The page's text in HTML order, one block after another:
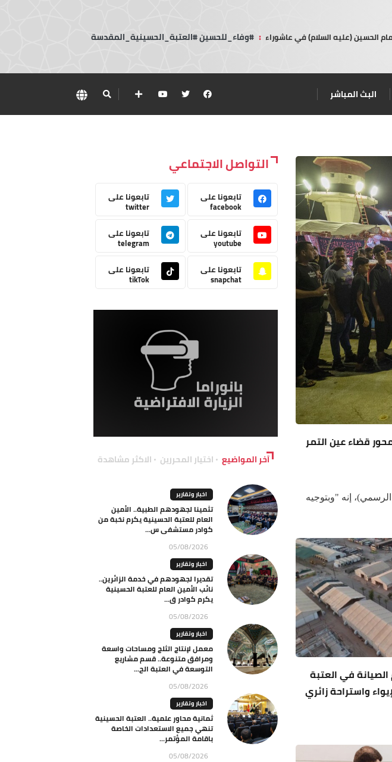
الحسين (عليه السلام) في عاشوراء : #وفاء_للحسين #العتبة_الحسينية_المقدسة
البث المباشر
محور قضاء عين التمر
إنه "وبتوجيه
م2.. قسم الصيانة في العتبة
واستراحة زائري
التواصل الاجتماعي
تابعونا على
facebook
تابعونا على
twitter
تابعونا على
youtube
تابعونا على
telegram
تابعونا على
snapchat
تابعونا على
tikTok
آخر المواضيع اختيار المحررين الاكثر مشاهدة
اخبار وتقارير
تثمينا لجهودهم الطبية.. الأمين
العام للعتبة الحسينية يكرم نخبة من
كوادر مستشفى س...
05/08/2026
اخبار وتقارير
تقديرا لجهودهم في خدمة الزائرين..
نائب الأمين العام للعتبة الحسينية
يكرم كوادر ق...
05/08/2026
اخبار وتقارير
معمل لإنتاج الثلج ومساحات واسعة
ومرافق متنوعة.. قسم مشاريع
التوسعة في العتبة الح...
05/08/2026
اخبار وتقارير
ثمانية محاور علمية.. العتبة الحسينية
تنهي جميع الاستعدادات الخاصة
باقامة المؤتمر...
05/08/2026